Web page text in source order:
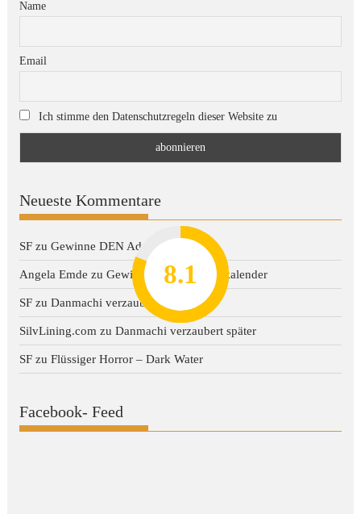
8.2
7.8
7.1
7
8.1
Name
Email
Ich stimme den Datenschutzregeln dieser Website zu
Neueste Kommentare
SF zuGewinne DEN Adventskalender
Angela Emde zuGewinne DEN Adventskalender
SF zuDanmachi verzaubert später
SilvLining.com zuDanmachi verzaubert später
SF zuFlüssiger Horror – Dark Water
Facebook- Feed